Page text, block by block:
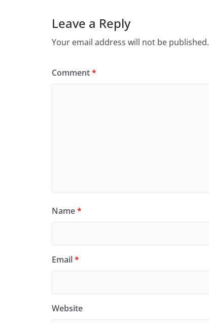
Leave a Reply
Your email address will not be published.
Comment*
Name*
Email*
Website